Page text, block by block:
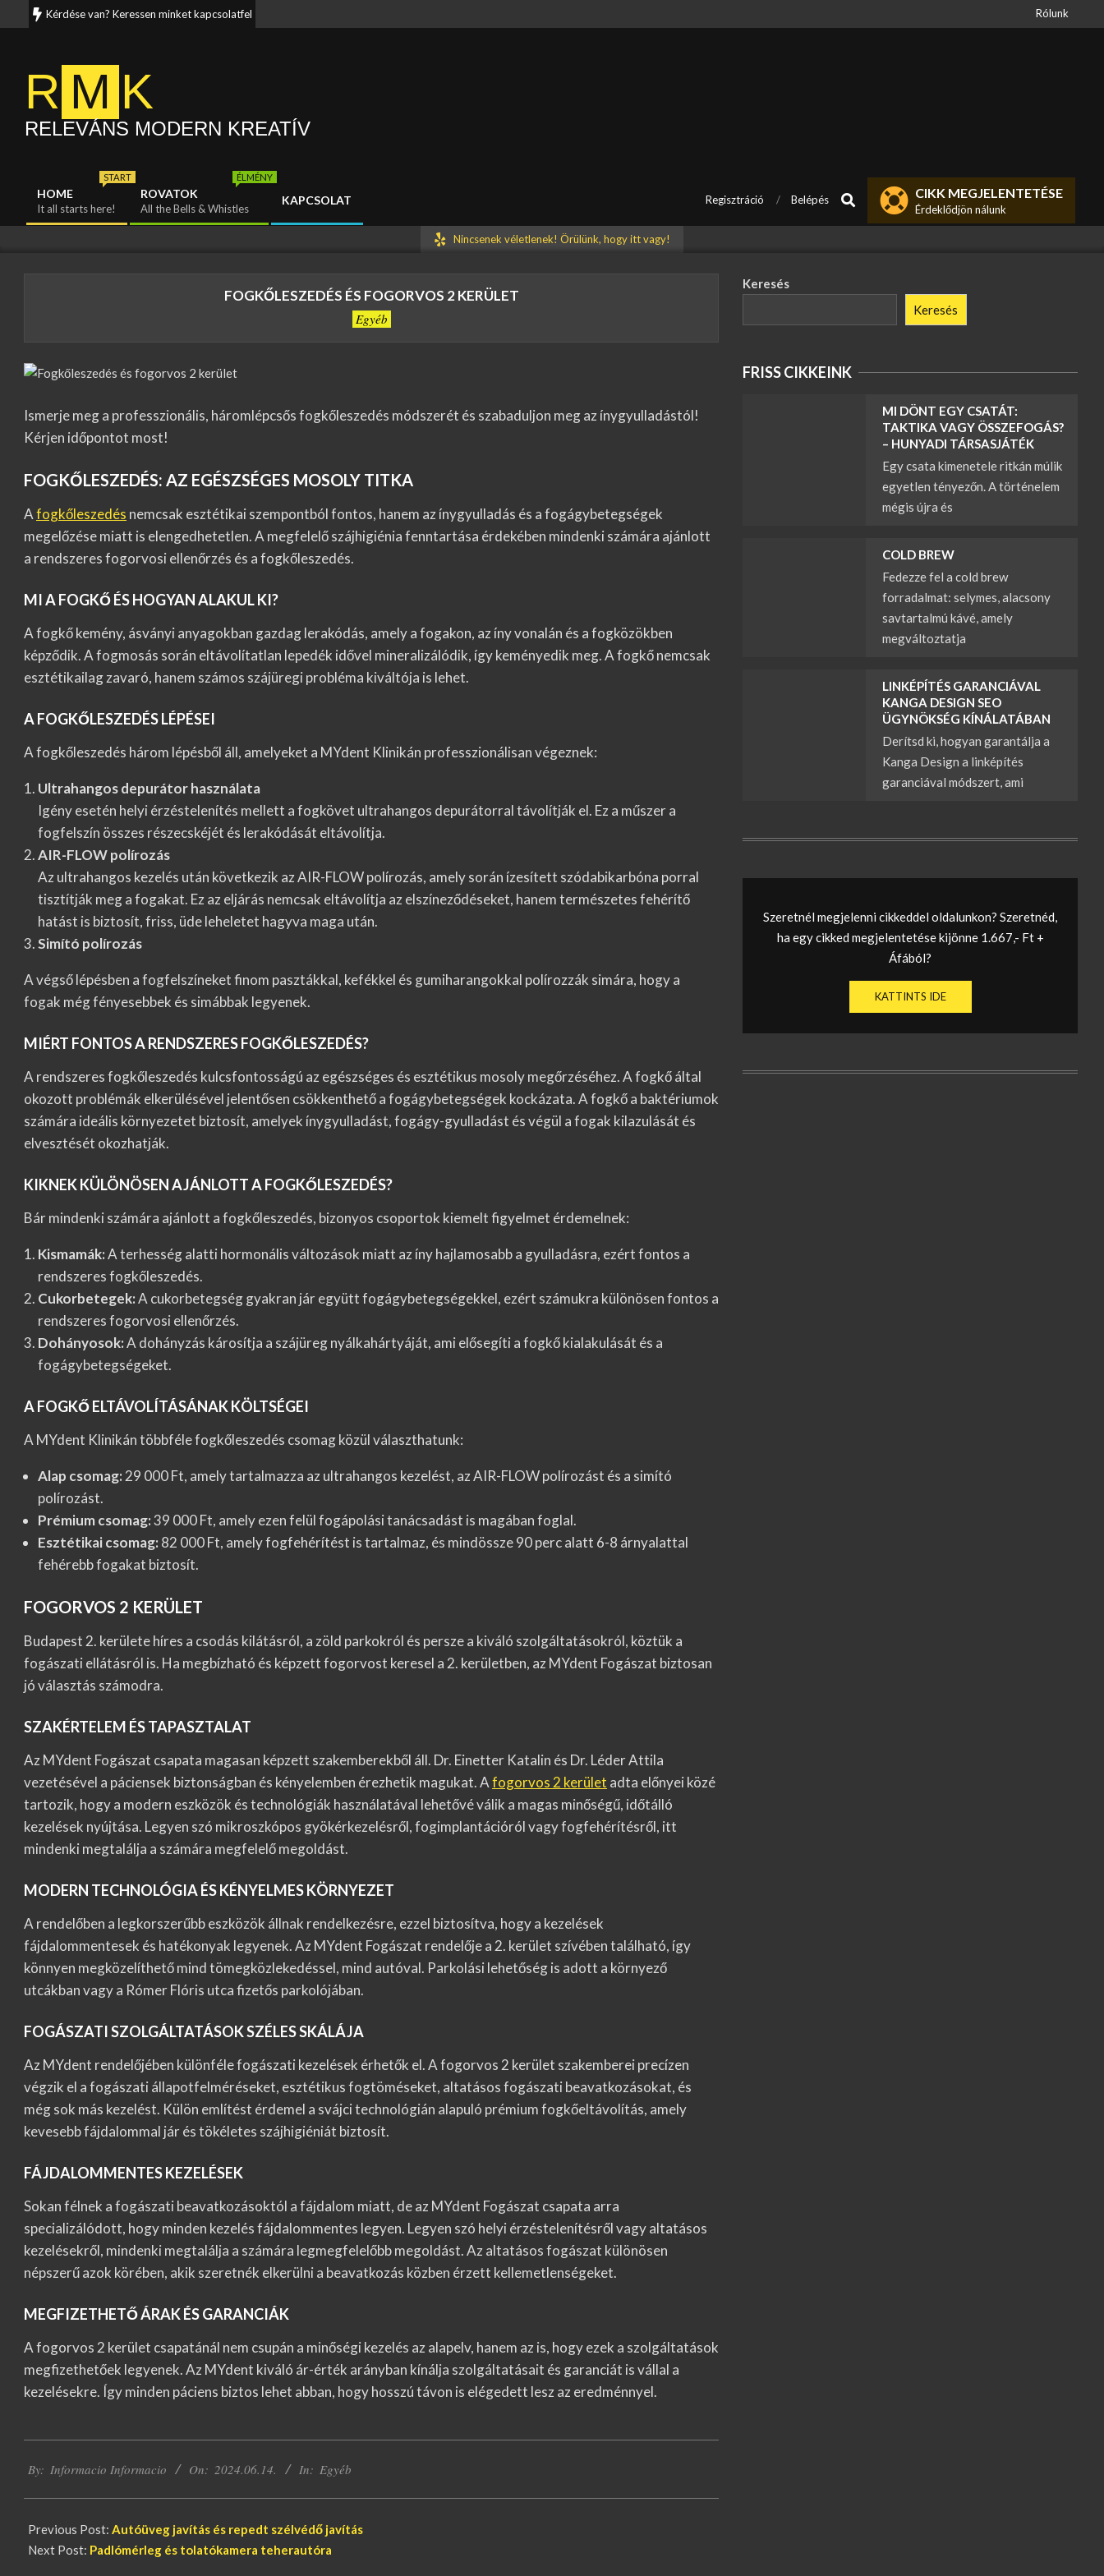
to
Kérdése van? Keressen minket kapcsolatfelvételi oldalunkon. Munkatársaink rövidesen visszakeresik Önt. Rólunk
R M K
RELEVÁNS MODERN KREATÍV
Primary
Navigation
HOME
START
It all starts here!
ROVATOK
ÉLMÉNY
All the Bells & Whistles
KAPCSOLAT Regisztráció Belépés Search CIKK MEGJELENTETÉSE
Érdeklődjön nálunk
Nincsenek véletlenek! Örülünk, hogy itt vagy!
FOGKŐLESZEDÉS ÉS FOGORVOS 2 KERÜLET
Egyéb
Ismerje meg a professzionális, háromlépcsős fogkőleszedés módszerét és szabaduljon meg az ínygyulladástól!
Kérjen időpontot most!
FOGKŐLESZEDÉS: AZ EGÉSZSÉGES MOSOLY TITKA
Afogkőleszedés nemcsak esztétikai szempontból fontos, hanem az ínygyulladás és a fogágybetegségek
megelőzése miatt is elengedhetetlen. A megfelelő szájhigiénia fenntartása érdekében mindenki számára ajánlott
a rendszeres fogorvosi ellenőrzés és a fogkőleszedés.
MI A FOGKŐ ÉS HOGYAN ALAKUL KI?
A fogkő kemény, ásványi anyagokban gazdag lerakódás, amely a fogakon, az íny vonalán és a fogközökben
képződik. A fogmosás során eltávolítatlan lepedék idővel mineralizálódik, így keményedik meg. A fogkő nemcsak
esztétikailag zavaró, hanem számos szájüregi probléma kiváltója is lehet.
A FOGKŐLESZEDÉS LÉPÉSEI
A fogkőleszedés három lépésből áll, amelyeket a MYdent Klinikán professzionálisan végeznek:
Ultrahangos depurátor használata
Igény esetén helyi érzéstelenítés mellett a fogkövet ultrahangos depurátorral távolítják el. Ez a műszer a
fogfelszín összes részecskéjét és lerakódását eltávolítja.
AIR-FLOW polírozás
Az ultrahangos kezelés után következik az AIR-FLOW polírozás, amely során ízesített szódabikarbóna porral
tisztítják meg a fogakat. Ez az eljárás nemcsak eltávolítja az elszíneződéseket, hanem természetes fehérítő
hatást is biztosít, friss, üde leheletet hagyva maga után.
Simító polírozás
A végső lépésben a fogfelszíneket finom pasztákkal, kefékkel és gumiharangokkal polírozzák simára, hogy a
fogak még fényesebbek és simábbak legyenek.
MIÉRT FONTOS A RENDSZERES FOGKŐLESZEDÉS?
A rendszeres fogkőleszedés kulcsfontosságú az egészséges és esztétikus mosoly megőrzéséhez. A fogkő által
okozott problémák elkerülésével jelentősen csökkenthető a fogágybetegségek kockázata. A fogkő a baktériumok
számára ideális környezetet biztosít, amelyek ínygyulladást, fogágy-gyulladást és végül a fogak kilazulását és
elvesztését okozhatják.
KIKNEK KÜLÖNÖSEN AJÁNLOTT A FOGKŐLESZEDÉS?
Bár mindenki számára ajánlott a fogkőleszedés, bizonyos csoportok kiemelt figyelmet érdemelnek:
Kismamák:A terhesség alatti hormonális változások miatt az íny hajlamosabb a gyulladásra, ezért fontos a
rendszeres fogkőleszedés.
Cukorbetegek:A cukorbetegség gyakran jár együtt fogágybetegségekkel, ezért számukra különösen fontos a
rendszeres fogorvosi ellenőrzés.
Dohányosok:A dohányzás károsítja a szájüreg nyálkahártyáját, ami elősegíti a fogkő kialakulását és a
fogágybetegségeket.
A FOGKŐ ELTÁVOLÍTÁSÁNAK KÖLTSÉGEI
A MYdent Klinikán többféle fogkőleszedés csomag közül választhatunk:
Alap csomag: 29 000 Ft, amely tartalmazza az ultrahangos kezelést, az AIR-FLOW polírozást és a simító
polírozást.
Prémium csomag:39 000 Ft, amely ezen felül fogápolási tanácsadást is magában foglal.
Esztétikai csomag: 82 000 Ft, amely fogfehérítést is tartalmaz, és mindössze 90 perc alatt 6-8 árnyalattal
fehérebb fogakat biztosít.
FOGORVOS 2 KERÜLET
Budapest 2. kerülete híres a csodás kilátásról, a zöld parkokról és persze a kiváló szolgáltatásokról, köztük a
fogászati ellátásról is. Ha megbízható és képzett fogorvost keresel a 2. kerületben, az MYdent Fogászat biztosan
jó választás számodra.
SZAKÉRTELEM ÉS TAPASZTALAT
Az MYdent Fogászat csapata magasan képzett szakemberekből áll. Dr. Einetter Katalin és Dr. Léder Attila
vezetésével a páciensek biztonságban és kényelemben érezhetik magukat. Afogorvos 2 kerület adta előnyei közé
tartozik, hogy a modern eszközök és technológiák használatával lehetővé válik a magas minőségű, időtálló
kezelések nyújtása. Legyen szó mikroszkópos gyökérkezelésről, fogimplantációról vagy fogfehérítésről, itt
mindenki megtalálja a számára megfelelő megoldást.
MODERN TECHNOLÓGIA ÉS KÉNYELMES KÖRNYEZET
A rendelőben a legkorszerűbb eszközök állnak rendelkezésre, ezzel biztosítva, hogy a kezelések
fájdalommentesek és hatékonyak legyenek. Az MYdent Fogászat rendelője a 2. kerület szívében található, így
könnyen megközelíthető mind tömegközlekedéssel, mind autóval. Parkolási lehetőség is adott a környező
utcákban vagy a Rómer Flóris utca fizetős parkolójában.
FOGÁSZATI SZOLGÁLTATÁSOK SZÉLES SKÁLÁJA
Az MYdent rendelőjében különféle fogászati kezelések érhetők el. A fogorvos 2 kerület szakemberei precízen
végzik el a fogászati állapotfelméréseket, esztétikus fogtöméseket, altatásos fogászati beavatkozásokat, és
még sok más kezelést. Külön említést érdemel a svájci technológián alapuló prémium fogkőeltávolítás, amely
kevesebb fájdalommal jár és tökéletes szájhigiéniát biztosít.
FÁJDALOMMENTES KEZELÉSEK
Sokan félnek a fogászati beavatkozásoktól a fájdalom miatt, de az MYdent Fogászat csapata arra
specializálódott, hogy minden kezelés fájdalommentes legyen. Legyen szó helyi érzéstelenítésről vagy altatásos
kezelésekről, mindenki megtalálja a számára legmegfelelőbb megoldást. Az altatásos fogászat különösen
népszerű azok körében, akik szeretnék elkerülni a beavatkozás közben érzett kellemetlenségeket.
MEGFIZETHETŐ ÁRAK ÉS GARANCIÁK
A fogorvos 2 kerület csapatánál nem csupán a minőségi kezelés az alapelv, hanem az is, hogy ezek a szolgáltatások
megfizethetőek legyenek. Az MYdent kiváló ár-érték arányban kínálja szolgáltatásait és garanciát is vállal a
kezelésekre. Így minden páciens biztos lehet abban, hogy hosszú távon is elégedett lesz az eredménnyel.
06-
By: Informacio Informacio On: 2024.06.14. In: Egyéb
Previous Post: Autóüveg javítás és repedt szélvédő javítás
Next Post: Padlómérleg és tolatókamera teherautóra
Keresés
Keresés
FRISS CIKKEINK
MI DÖNT EGY CSATÁT:
TAKTIKA VAGY ÖSSZEFOGÁS?
– HUNYADI TÁRSASJÁTÉK
Egy csata kimenetele ritkán múlik
egyetlen tényezőn. A történelem
mégis újra és
COLD BREW
Fedezze fel a cold brew
forradalmat: selymes, alacsony
savtartalmú kávé, amely
megváltoztatja
LINKÉPÍTÉS GARANCIÁVAL
KANGA DESIGN SEO
ÜGYNÖKSÉG KÍNÁLATÁBAN
Derítsd ki, hogyan garantálja a
Kanga Design a linképítés
garanciával módszert, ami
Szeretnél megjelenni cikkeddel oldalunkon? Szeretnéd,
ha egy cikked megjelentetése kijönne 1.667,- Ft +
Áfából?
KATTINTS IDE